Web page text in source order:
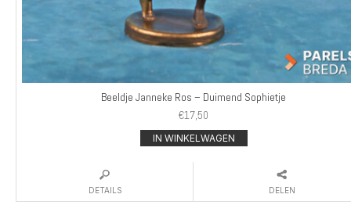
Beeldje Janneke Ros – Duimend Sophietje
€17,50
IN WINKELWAGEN
DETAILS DELEN